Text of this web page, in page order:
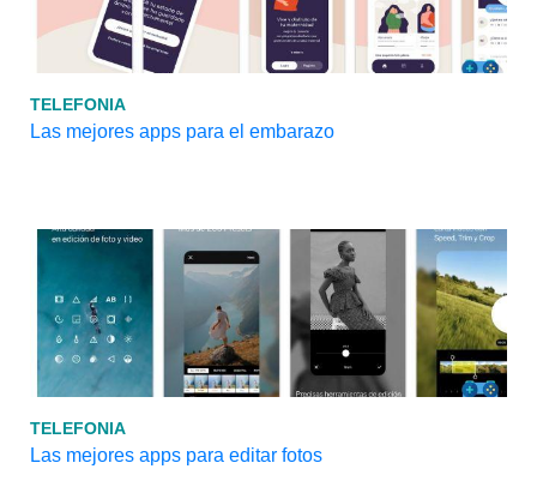
TELEFONIA
Las mejores apps para el embarazo
TELEFONIA
Las mejores apps para editar fotos